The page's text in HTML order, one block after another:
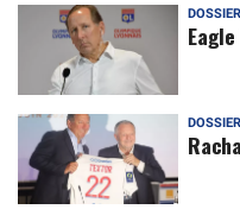
DOSSIER
DOSSIER